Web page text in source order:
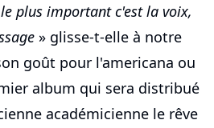
plus important c'est la voix,
» glisse-t-elle à notre
goût pour l'americana ou
album qui sera distribué
académicienne le rêve